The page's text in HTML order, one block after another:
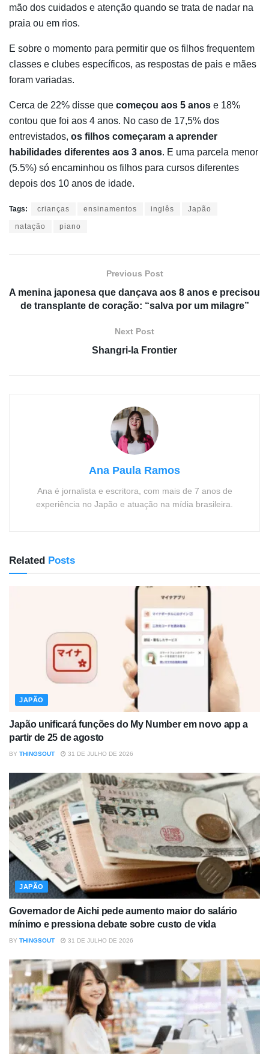
mão dos cuidados e atenção quando se trata de nadar na
praia ou em rios.
E sobre o momento para permitir que os filhos frequentem
classes e clubes específicos, as respostas de pais e mães
foram variadas.
Cerca de 22% disse que começou aos 5 anos e 18%
contou que foi aos 4 anos. No caso de 17,5% dos
entrevistados, os filhos começaram a aprender
habilidades diferentes aos 3 anos. E uma parcela menor
(5.5%) só encaminhou os filhos para cursos diferentes
depois dos 10 anos de idade.
Tags: crianças ensinamentos inglês Japão
natação piano
Previous Post
A menina japonesa que dançava aos 8 anos e precisou
de transplante de coração: “salva por um milagre”
Next Post
Shangri-la Frontier
Ana Paula Ramos
Ana é jornalista e escritora, com mais de 7 anos de
experiência no Japão e atuação na mídia brasileira.
Related Posts
JAPÃO
Japão unificará funções do My Number em novo app a
partir de 25 de agosto
BY THINGSOUT 31 DE JULHO DE 2026
JAPÃO
Governador de Aichi pede aumento maior do salário
mínimo e pressiona debate sobre custo de vida
BY THINGSOUT 31 DE JULHO DE 2026